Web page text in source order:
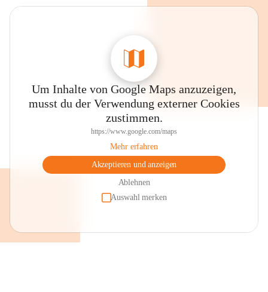
Um Inhalte von Google Maps anzuzeigen,
musst du der Verwendung externer Cookies
zustimmen.
https://www.google.com/maps
Mehr erfahren
Akzeptieren und anzeigen
Ablehnen
Auswahl merken